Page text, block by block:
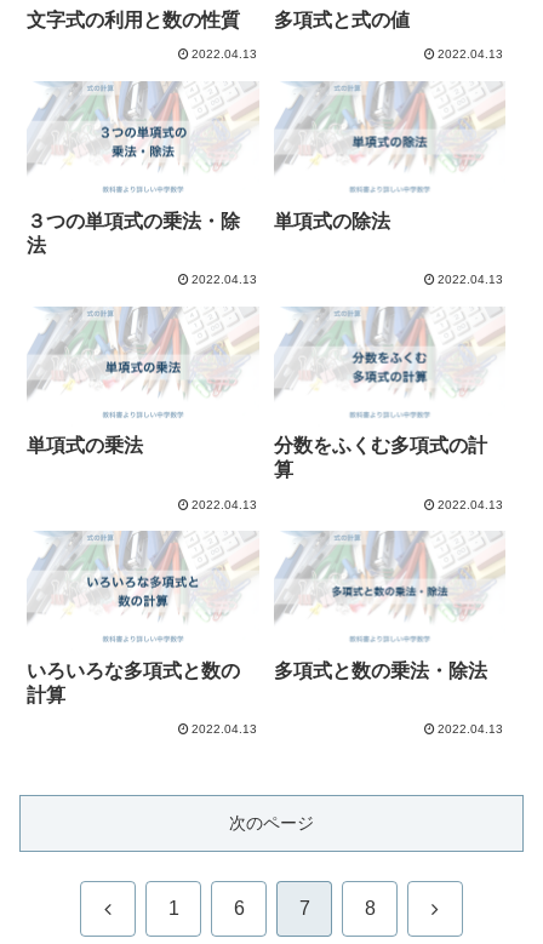
文字式の利用と数の性質
2022.04.13
多項式と式の値
2022.04.13
３つの単項式の乗法・除
法
2022.04.13
単項式の除法
2022.04.13
単項式の乗法
2022.04.13
分数をふくむ多項式の計
算
2022.04.13
いろいろな多項式と数の
計算
2022.04.13
多項式と数の乗法・除法
2022.04.13
次のページ
前 1 6 7 8 次